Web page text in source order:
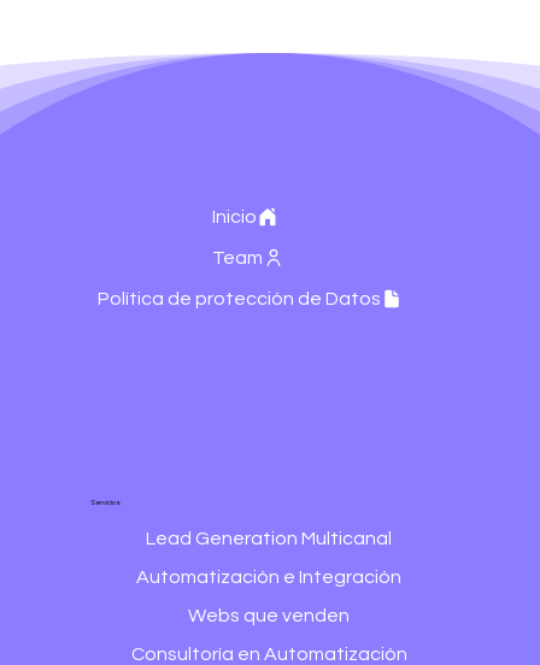
califique y entregue listos
Inicio
Team
Política de protección de Datos
Servicios
Lead Generation Multicanal
Automatización e Integración
Webs que venden
Consultoría en Automatización